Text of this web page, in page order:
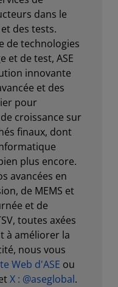
dans le
des tests.
de technologies
et de test, ASE
innovante
et des
pour
croissance sur
finaux, dont
plus encore.
avancées en
de MEMS et
et de
toutes axées
à améliorer la
nous vous
Web d'ASE ou
X : @aseglobal.